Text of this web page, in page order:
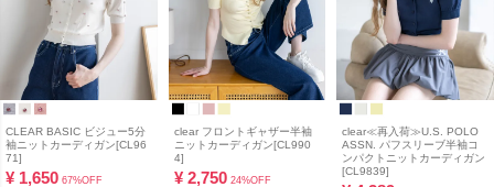
CLEAR BASIC ビジュー5分
袖ニットカーディガン[CL96
71]
¥ 1,650 67%OFF
clear フロントギャザー半袖
ニットカーディガン[CL990
4]
¥ 2,750 24%OFF
clear≪再入荷≫U.S. POLO
ASSN. パフスリーブ半袖コ
ンパクトニットカーディガン
[CL9839]